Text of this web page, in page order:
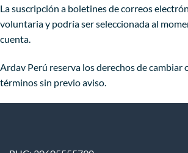
La suscripción a boletines de correos
voluntaria y podría ser seleccionada al
cuenta.
Ardav Perú reserva los derechos de cambiar
términos sin previo aviso.